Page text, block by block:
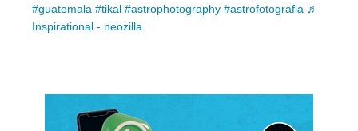
#guatemala #tikal #astrophotography #astrofotografia ♬
Inspirational - neozilla